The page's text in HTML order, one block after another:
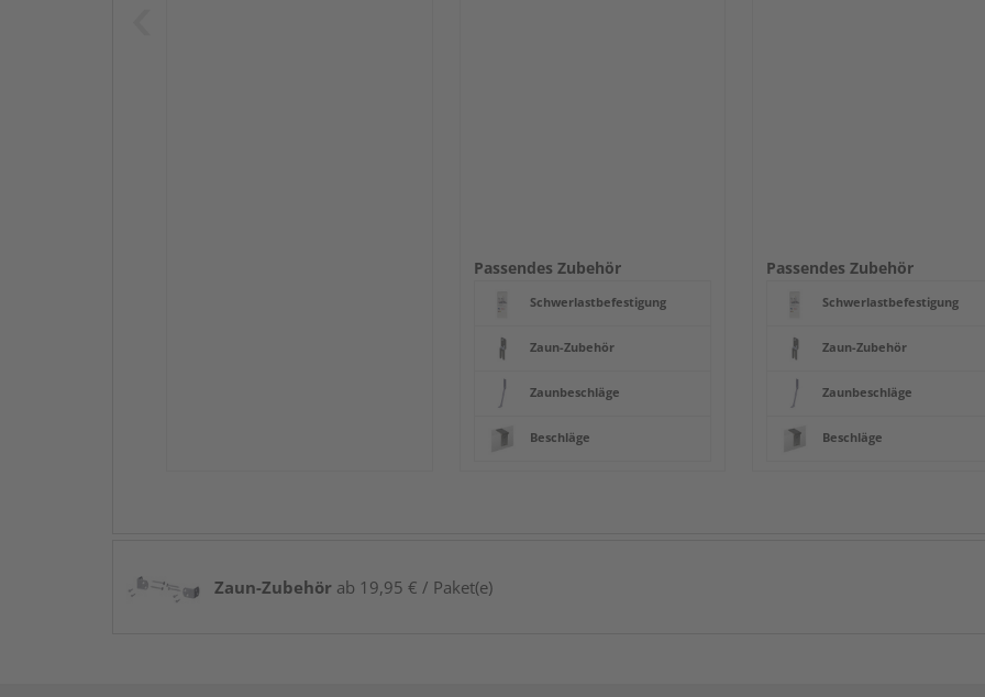
Passendes Zubehör
Schwerlastbefestigung
Zaun-Zubehör
Zaunbeschläge
Beschläge
Passendes Zubehör
Schwerlastbefestigung
Zaun-Zubehör
Zaunbeschläge
Beschläge
Zaun-Zubehör ab 19,95 € / Paket(e)